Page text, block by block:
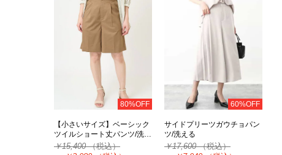
80%OFF
【小さいサイズ】ベーシック
ツイルショート丈パンツ/洗…
￥15,400（税込）
60%OFF
サイドプリーツガウチョパン
ツ/洗える
￥17,600（税込）